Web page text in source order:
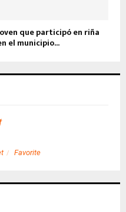
que participó en riña
el municipio...
Favorite